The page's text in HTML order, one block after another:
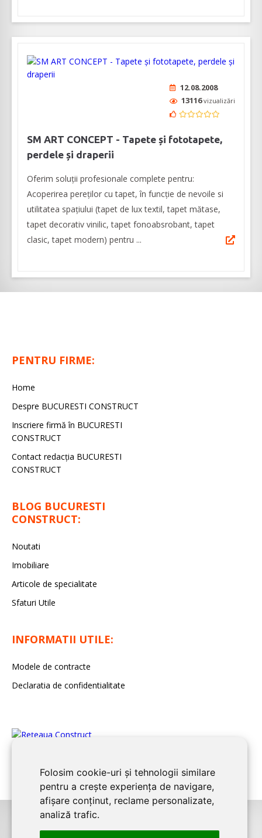
Folosim cookie-uri și tehnologii similare
pentru a crește experiența de navigare,
afișare conținut, reclame personalizate,
analiză trafic.
12.08.2008
13116vizualizări
SM ART CONCEPT - Tapete și fototapete,
perdele și draperii
Oferim soluții profesionale complete pentru:
Acoperirea pereților cu tapet, în funcție de nevoile si
utilitatea spațiului (tapet de lux textil, tapet mătase,
tapet decorativ vinilic, tapet fonoabsrobant, tapet
clasic, tapet modern) pentru ...
PENTRU FIRME:
Home
Despre BUCURESTI CONSTRUCT
Inscriere firmă în BUCURESTI
CONSTRUCT
Contact redacţia BUCURESTI
CONSTRUCT
BLOG BUCURESTI
CONSTRUCT:
Noutati
Imobiliare
Articole de specialitate
Sfaturi Utile
INFORMATII UTILE:
Modele de contracte
Declaratia de confidentialitate
BUCURESTI CONSTRUCTeste un serviciu de promovare online